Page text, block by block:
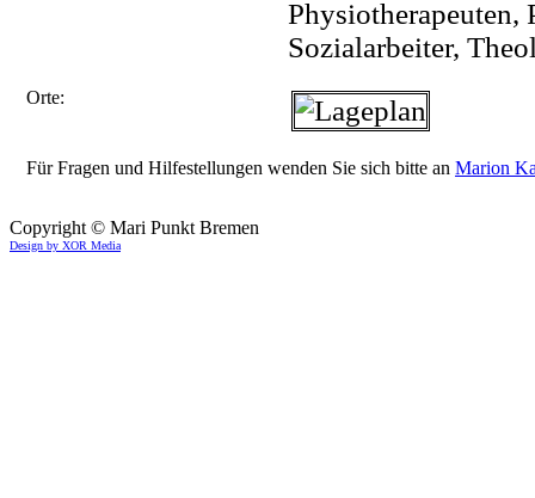
Physiotherapeuten,
Sozialarbeiter,
Orte:
Für Fragen und Hilfestellungen wenden Sie sich bitte an Marion
Copyright © Mari Punkt Bremen
Design by XOR Media